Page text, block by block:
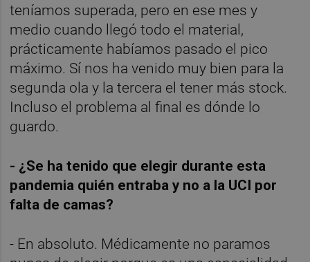
teníamos superada, pero en ese mes y
medio cuando llegó todo el material,
prácticamente habíamos pasado el pico
máximo. Sí nos ha venido muy bien para la
segunda ola y la tercera el tener más stock.
Incluso el problema al final es dónde lo
guardo.
- ¿Se ha tenido que elegir durante esta
pandemia quién entraba y no a la UCI por
falta de camas?
- En absoluto. Médicamente no paramos